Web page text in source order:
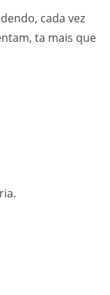
cada vez
ta mais que